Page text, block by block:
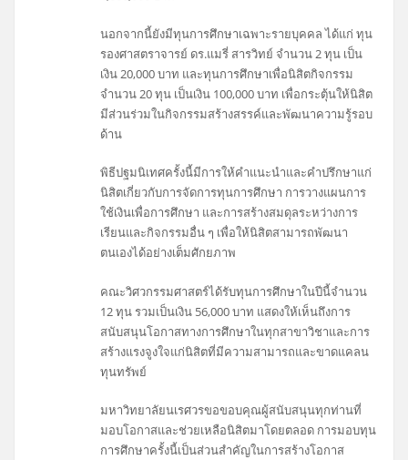
นอกจากนี้ยังมีทุนการศึกษาเฉพาะรายบุคคล ได้แก่ ทุน
รองศาสตราจารย์ ดร.แมรี่ สารวิทย์ จำนวน 2 ทุน เป็น
เงิน 20,000 บาท และทุนการศึกษาเพื่อนิสิตกิจกรรม
จำนวน 20 ทุน เป็นเงิน 100,000 บาท เพื่อกระตุ้นให้นิสิต
มีส่วนร่วมในกิจกรรมสร้างสรรค์และพัฒนาความรู้รอบ
ด้าน
พิธีปฐมนิเทศครั้งนี้มีการให้คำแนะนำและคำปรึกษาแก่
นิสิตเกี่ยวกับการจัดการทุนการศึกษา การวางแผนการ
ใช้เงินเพื่อการศึกษา และการสร้างสมดุลระหว่างการ
เรียนและกิจกรรมอื่น ๆ เพื่อให้นิสิตสามารถพัฒนา
ตนเองได้อย่างเต็มศักยภาพ
คณะวิศวกรรมศาสตร์ได้รับทุนการศึกษาในปีนี้จำนวน
12 ทุน รวมเป็นเงิน 56,000 บาท แสดงให้เห็นถึงการ
สนับสนุนโอกาสทางการศึกษาในทุกสาขาวิชาและการ
สร้างแรงจูงใจแก่นิสิตที่มีความสามารถและขาดแคลน
ทุนทรัพย์
มหาวิทยาลัยนเรศวรขอขอบคุณผู้สนับสนุนทุกท่านที่
มอบโอกาสและช่วยเหลือนิสิตมาโดยตลอด การมอบทุน
การศึกษาครั้งนี้เป็นส่วนสำคัญในการสร้างโอกาส